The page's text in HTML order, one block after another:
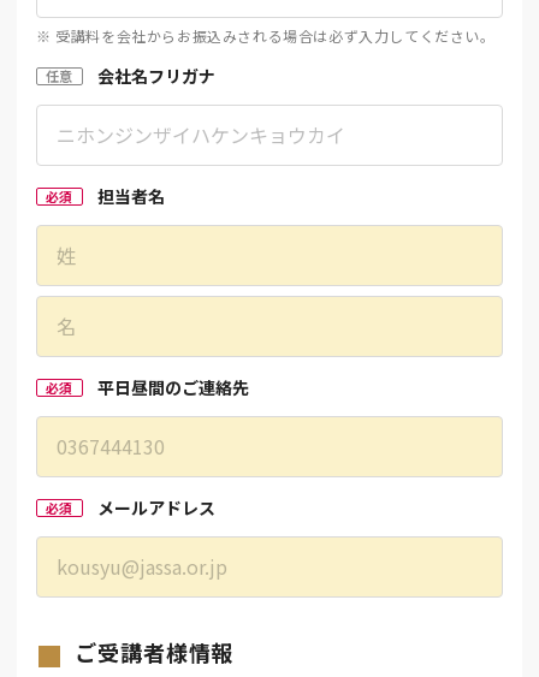
※ 受講料を会社からお振込みされる場合は必ず入力してください。
任意 会社名フリガナ
必須 担当者名
必須 平日昼間のご連絡先
必須 メールアドレス
ご受講者様情報